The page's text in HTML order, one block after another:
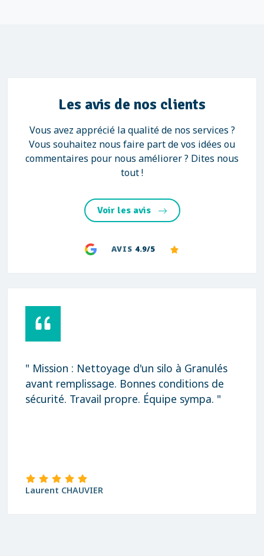
Les avis de nos clients
Vous avez apprécié la qualité de nos services ?
Vous souhaitez nous faire part de vos idées ou
commentaires pour nous améliorer ? Dites nous
tout !
Voir les avis
AVIS 4.9/5
" Mission : Nettoyage d'un silo à Granulés
avant remplissage. Bonnes conditions de
sécurité. Travail propre. Équipe sympa. "
Laurent CHAUVIER